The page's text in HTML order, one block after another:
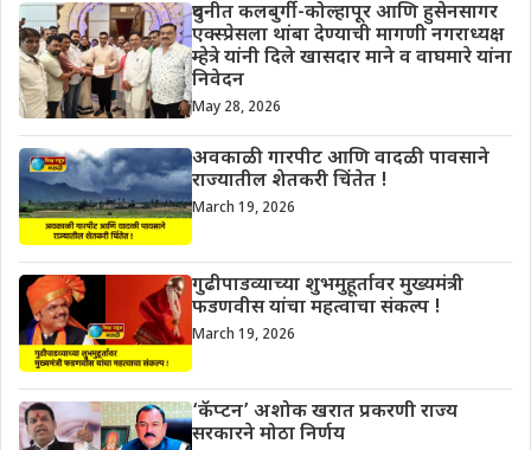
दुधनीत कलबुर्गी-कोल्हापूर आणि हुसेनसागर
एक्स्प्रेसला थांबा देण्याची मागणी नगराध्यक्ष
म्हेत्रे यांनी दिले खासदार माने व वाघमारे यांना
निवेदन
May 28, 2026
अवकाळी गारपीट आणि वादळी पावसाने
राज्यातील शेतकरी चिंतेत !
March 19, 2026
गुढीपाडव्याच्या शुभमुहूर्तावर मुख्यमंत्री
फडणवीस यांचा महत्वाचा संकल्प !
March 19, 2026
‘कॅप्टन’ अशोक खरात प्रकरणी राज्य
सरकारने मोठा निर्णय